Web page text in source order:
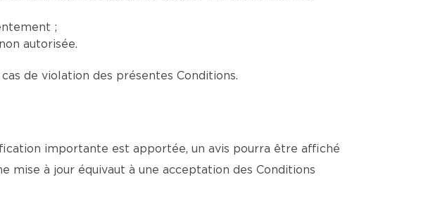
;
autorisée.
de violation des présentes Conditions.
importante est apportée, un avis pourra être affiché
mise à jour équivaut à une acceptation des Conditions